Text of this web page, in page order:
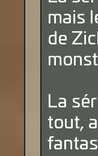
mais
de
La
tout,